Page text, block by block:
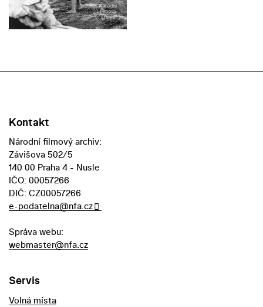
Kontakt
Národní filmový archiv:
Závišova 502/5
140 00 Praha 4 - Nusle
IČO: 00057266
DIČ: CZ00057266
e-podatelna@nfa.cz
Správa webu:
webmaster@nfa.cz
Servis
Volná místa